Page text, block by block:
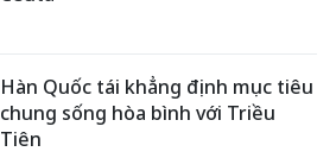
Hàn Quốc tái khẳng định mục tiêu
chung sống hòa bình với Triều
Tiên